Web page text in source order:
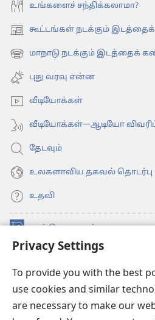
Privacy Settings
To provide you with the best
use cookies and similar
are necessary to make our
உங்களைச் சந்திக்கலாமா?
கூட்டங்கள் நடக்கும் இடத்தைக்
(opens
new மாநாடு நடக்கும் இடத்தைக்
(opens
new
window)
புது வரவு என்ன
வீடியோக்கள்
வீடியோக்கள்—ஆடியோ
தேடவும்
உலகளாவிய தகவல் தொடர்பு
உதவி
நன்கொடைகள்
new
(opens
JW Hub®